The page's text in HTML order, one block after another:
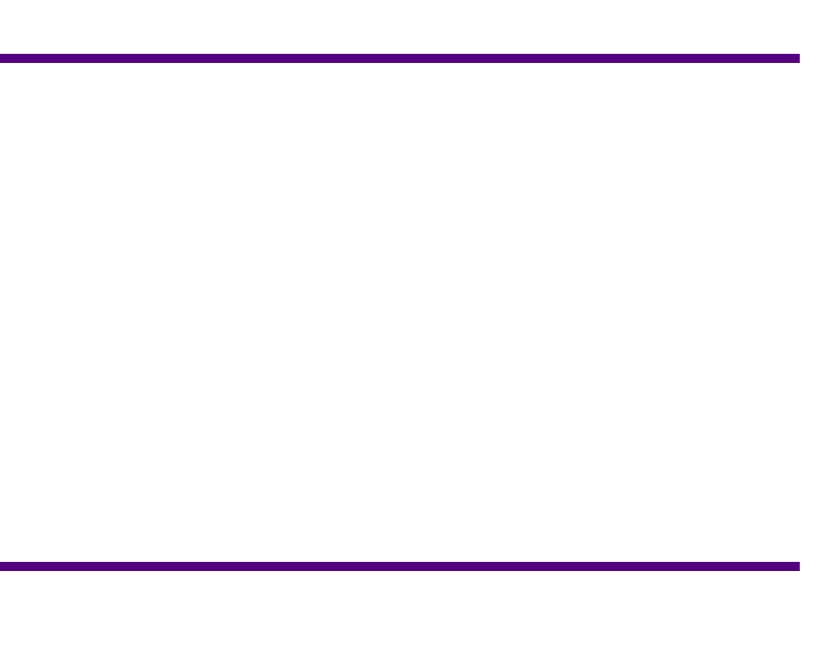
непосредственного использования;
сушкой;
134 °C/3,5 мин;
специфическим потребностям
с самопроизвольным охлаждением;